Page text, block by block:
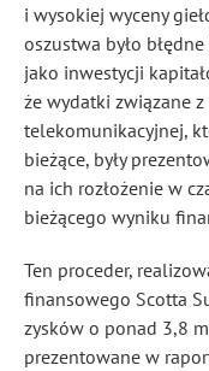
i wysokiej wyceny
oszustwa było
jako inwestycji
że wydatki związane
telekomunikacyjnej,
bieżące, były
na ich rozłożenie w
bieżącego wyniku
Ten proceder,
finansowego Scotta
zysków o ponad 3,8
prezentowane w